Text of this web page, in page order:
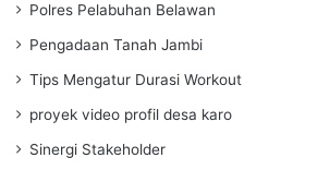
Polres Pelabuhan Belawan
Pengadaan Tanah Jambi
Tips Mengatur Durasi Workout
proyek video profil desa karo
Sinergi Stakeholder